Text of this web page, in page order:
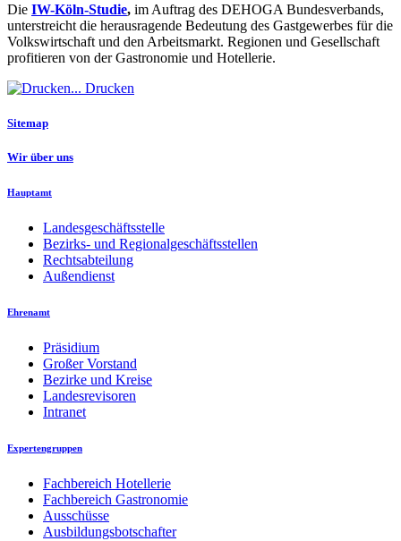
Die IW-Köln-Studie, im Auftrag des DEHOGA Bundesverbands,
unterstreicht die herausragende Bedeutung des Gastgewerbes für die
Volkswirtschaft und den Arbeitsmarkt. Regionen und Gesellschaft
profitieren von der Gastronomie und Hotellerie.
Drucken
Sitemap
Wir über uns
Hauptamt
Landesgeschäftsstelle
Bezirks- und Regionalgeschäftsstellen
Rechtsabteilung
Außendienst
Ehrenamt
Präsidium
Großer Vorstand
Bezirke und Kreise
Landesrevisoren
Intranet
Expertengruppen
Fachbereich Hotellerie
Fachbereich Gastronomie
Ausschüsse
Ausbildungsbotschafter